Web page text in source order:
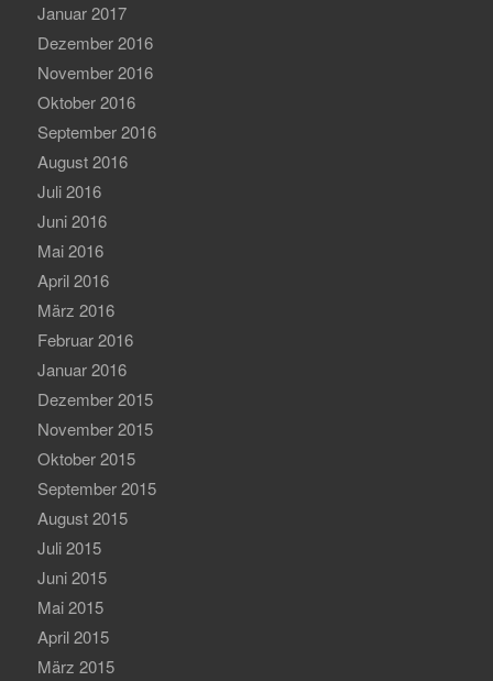
Januar 2017
Dezember 2016
November 2016
Oktober 2016
September 2016
August 2016
Juli 2016
Juni 2016
Mai 2016
April 2016
März 2016
Februar 2016
Januar 2016
Dezember 2015
November 2015
Oktober 2015
September 2015
August 2015
Juli 2015
Juni 2015
Mai 2015
April 2015
März 2015